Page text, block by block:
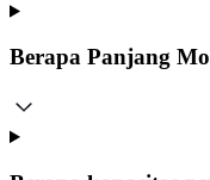
Berapa Panjang